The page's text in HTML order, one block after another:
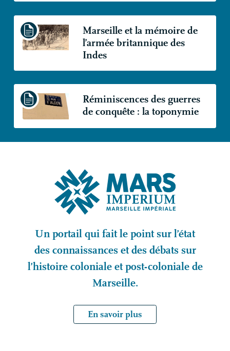
Marseille et la mémoire de
l’armée britannique des
Indes
Réminiscences des guerres
de conquête : la toponymie
Un portail qui fait le point sur l’état
des connaissances et des débats sur
l’histoire coloniale et post-coloniale de
Marseille.
En savoir plus